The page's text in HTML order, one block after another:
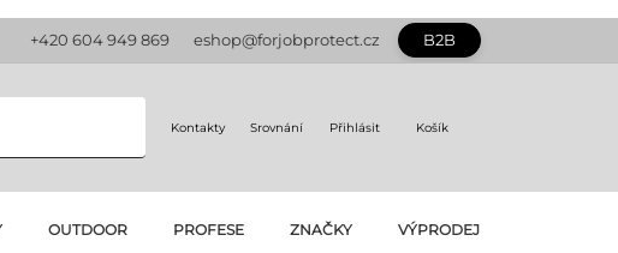
+420 604 949 869 eshop@forjobprotect.cz B2B
Kontakty Srovnání Přihlásit Košík
OUTDOOR PROFESE ZNAČKY VÝPRODEJ